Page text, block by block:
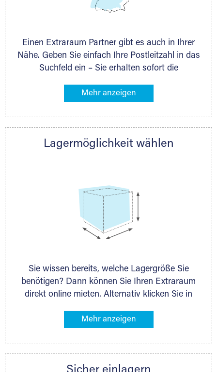
Lagervolumen immer die exakt passende
Einen Extraraum Partner gibt es auch in Ihrer
Nähe. Geben Sie einfach Ihre Postleitzahl in das
Suchfeld ein – Sie erhalten sofort die
Lagermöglichkeiten in Ihrer Nähe. An zahlreichen
direkt online mieten. Gibt es Extraraum noch
nächstgelegenen Partner und besprechen alles
Lagermöglichkeit wählen
Sie wissen bereits, welche Lagergröße Sie
benötigen? Dann können Sie Ihren Extraraum
direkt online mieten. Alternativ klicken Sie in
Gegenstände an, die Sie einlagern möchten –
ermittelt. Natürlich steht Ihnen Ihr Extraraum